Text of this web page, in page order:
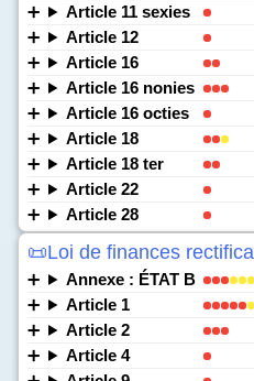
Article 11 sexies
Article 12
Article 16
Article 16 nonies
Article 16 octies
Article 18
Article 18 ter
Article 22
Article 28
📜Loi de finances
Annexe : ÉTAT B
Article 1
Article 2
Article 4